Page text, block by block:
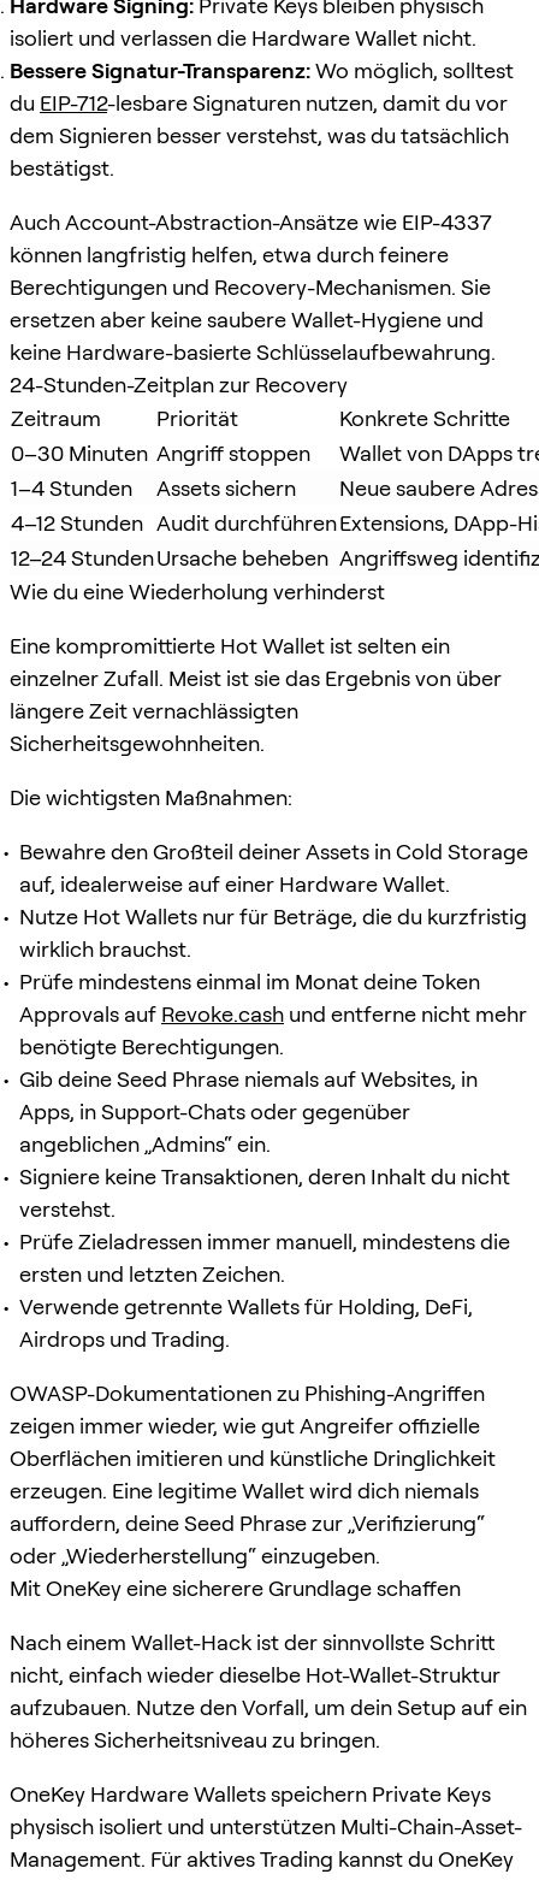
Hardware Signing: Private Keys bleiben physisch
isoliert und verlassen die Hardware Wallet nicht.
Bessere Signatur-Transparenz:Wo möglich, solltest
du EIP-712-lesbare Signaturen nutzen, damit du vor
dem Signieren besser verstehst, was du tatsächlich
bestätigst.
Auch Account-Abstraction-Ansätze wie EIP-4337
können langfristig helfen, etwa durch feinere
Berechtigungen und Recovery-Mechanismen. Sie
ersetzen aber keine saubere Wallet-Hygiene und
keine Hardware-basierte Schlüsselaufbewahrung.
24-Stunden-Zeitplan zur Recovery
Zeitraum
Priorität
Konkrete Schritte
0–30 Minuten Angriff stoppen
Wallet von DApps
1–4 Stunden
Assets sichern
Neue saubere
4–12 Stunden Audit durchführenExtensions, DApp-
12–24 StundenUrsache beheben Angriffsweg
Wie du eine Wiederholung verhinderst
Eine kompromittierte Hot Wallet ist selten ein
einzelner Zufall. Meist ist sie das Ergebnis von über
längere Zeit vernachlässigten
Sicherheitsgewohnheiten.
Die wichtigsten Maßnahmen:
Bewahre den Großteil deiner Assets in Cold Storage
auf, idealerweise auf einer Hardware Wallet.
Nutze Hot Wallets nur für Beträge, die du kurzfristig
wirklich brauchst.
Prüfe mindestens einmal im Monat deine Token
Approvals auf Revoke.cash und entferne nicht mehr
benötigte Berechtigungen.
Gib deine Seed Phrase niemals auf Websites, in
Apps, in Support-Chats oder gegenüber
angeblichen „Admins“ ein.
Signiere keine Transaktionen, deren Inhalt du nicht
verstehst.
Prüfe Zieladressen immer manuell, mindestens die
ersten und letzten Zeichen.
Verwende getrennte Wallets für Holding, DeFi,
Airdrops und Trading.
OWASP-Dokumentationen zu Phishing-Angriffen
zeigen immer wieder, wie gut Angreifer offizielle
Oberflächen imitieren und künstliche Dringlichkeit
erzeugen. Eine legitime Wallet wird dich niemals
auffordern, deine Seed Phrase zur „Verifizierung“
oder „Wiederherstellung“ einzugeben.
Mit OneKey eine sicherere Grundlage schaffen
Nach einem Wallet-Hack ist der sinnvollste Schritt
nicht, einfach wieder dieselbe Hot-Wallet-Struktur
aufzubauen. Nutze den Vorfall, um dein Setup auf ein
höheres Sicherheitsniveau zu bringen.
OneKey Hardware Wallets speichern Private Keys
physisch isoliert und unterstützen Multi-Chain-Asset-
Management. Für aktives Trading kannst du OneKey